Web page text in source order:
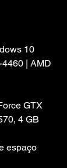
10
| AMD
GTX
4 GB
espaço